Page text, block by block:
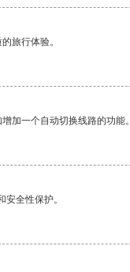
旅行体验。
加一个自动切换线路的功能。
全性保护。